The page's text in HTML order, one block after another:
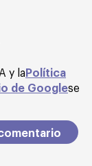
y laPolítica
de Googlese